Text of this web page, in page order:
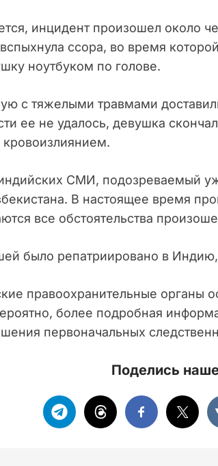
инцидент произошел около
ссора, во время
ноутбуком по голове.
с тяжелыми травмами
ее не удалось, девушка
СМИ, подозреваемый
В настоящее время
все обстоятельства
было репатриировано в
правоохранительные органы
более подробная
первоначальных
Поделись